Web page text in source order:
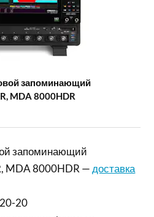
запоминающий
MDA 8000HDR
запоминающий
MDA 8000HDR — доставка
20